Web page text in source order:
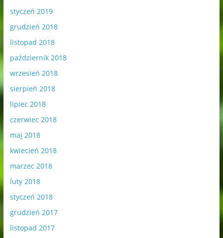
styczeń 2019
grudzień 2018
listopad 2018
październik 2018
wrzesień 2018
sierpień 2018
lipiec 2018
czerwiec 2018
maj 2018
kwiecień 2018
marzec 2018
luty 2018
styczeń 2018
grudzień 2017
listopad 2017